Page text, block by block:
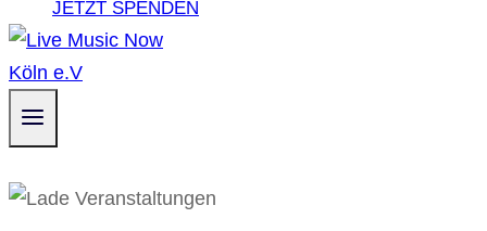
JETZT SPENDEN